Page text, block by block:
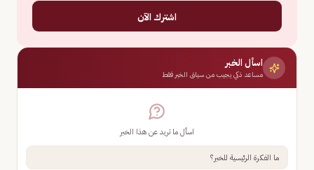
اشترك الآن
اسأل الخبر
مساعد ذكي يجيب من سياق الخبر فقط
اسأل ما تريد عن هذا الخبر
ما الفكرة الرئيسية للخبر؟